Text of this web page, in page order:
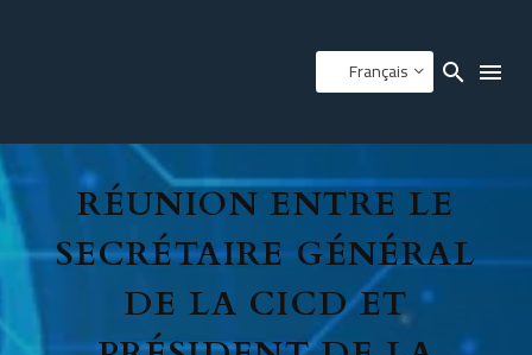
Français
RÉUNION ENTRE LE
SECRÉTAIRE GÉNÉRAL
DE LA CICD ET